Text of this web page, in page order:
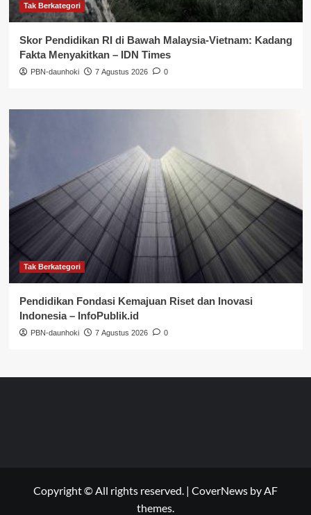
Tak Berkategori
Skor Pendidikan RI di Bawah Malaysia-Vietnam: Kadang
Fakta Menyakitkan – IDN Times
PBN-daunhoki 7 Agustus 2026 0
Tak Berkategori
Pendidikan Fondasi Kemajuan Riset dan Inovasi
Indonesia – InfoPublik.id
PBN-daunhoki 7 Agustus 2026 0
Copyright © All rights reserved. | CoverNews by AF
themes.